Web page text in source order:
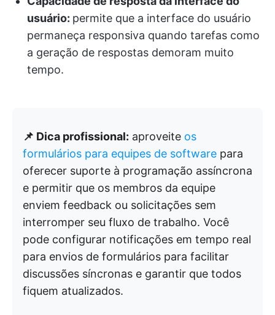
usuário: permite que a interface do usuário
permaneça responsiva quando tarefas como
a geração de respostas demoram muito
tempo.
📌 Dica profissional: aproveite os
formulários para equipes de software para
oferecer suporte à programação assíncrona
e permitir que os membros da equipe
enviem feedback ou solicitações sem
interromper seu fluxo de trabalho. Você
pode configurar notificações em tempo real
para envios de formulários para facilitar
discussões síncronas e garantir que todos
fiquem atualizados.